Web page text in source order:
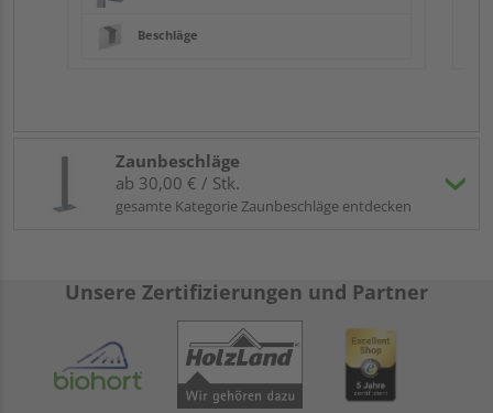
Beschläge
Zaunbeschläge
ab 30,00 € / Stk.
gesamte Kategorie Zaunbeschläge entdecken
Unsere Zertifizierungen und Partner